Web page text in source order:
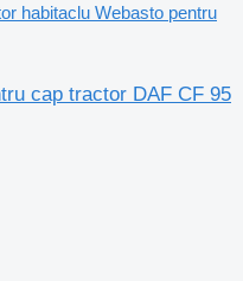
habitaclu Webasto pentru
cap tractor DAF CF 95